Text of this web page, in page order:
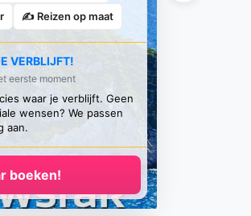
✍️ Reizen op maat
VERBLIJFT!
eerste moment
waar je verblijft. Geen
wensen? We passen
aan.
boeken!